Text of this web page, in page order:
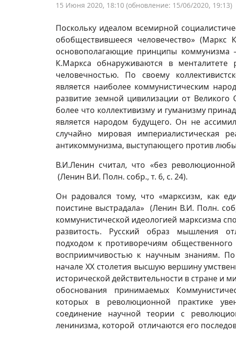
15 Июня 2020, 18:10 (обновление: 15/06/2020, 19:13)
Поскольку идеалом всемирной
обобществившееся человечество»
основополагающие принципы коммунизма
К.Маркса обнаруживаются в менталитете
человечностью. По своему
является наиболее коммунистическим
развитие земной цивилизации от
более что коллективизму и гуманизму
является народом будущего. Он не
случайно мировая империалистическая
антикоммунизма, выступающего против
В.И.Ленин считал, что «без
(Ленин В.И. Полн. собр., т. 6, с. 24).
Он радовался тому, что «марксизм, как
поистине выстрадала» (Ленин В.И. Полн.
коммунистической идеологией марксизма
развитость. Русский образ мышления
подходом к противоречиям
восприимчивостью к научным знаниям.
начале ХХ столетия высшую вершину
исторической действительности в стране и
обоснования принимаемых
которых в революционной практике
соединение научной теории с
ленинизма, которой отличаются его